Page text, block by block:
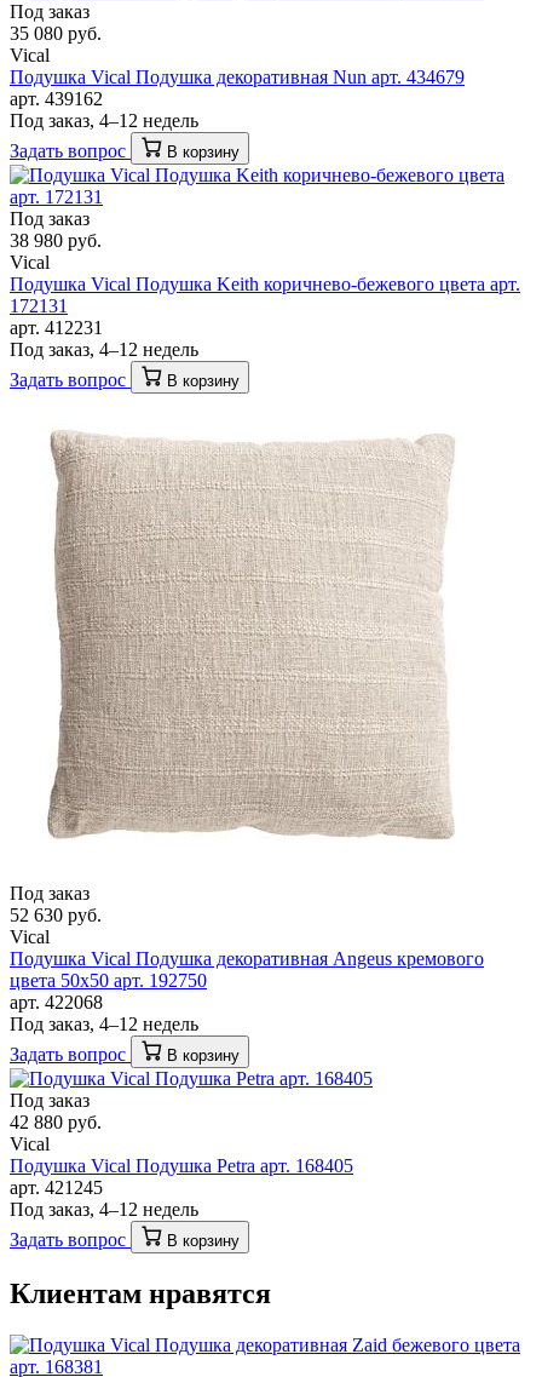
Под заказ
35 080 руб.
Vical
Подушка Vical Подушка декоративная Nun арт. 434679
арт. 439162
Под заказ, 4–12 недель
Задать вопрос
В корзину
Под заказ
38 980 руб.
Vical
Подушка Vical Подушка Keith коричнево-бежевого цвета арт.
172131
арт. 412231
Под заказ, 4–12 недель
Задать вопрос
В корзину
Под заказ
52 630 руб.
Vical
Подушка Vical Подушка декоративная Angeus кремового
цвета 50x50 арт. 192750
арт. 422068
Под заказ, 4–12 недель
Задать вопрос
В корзину
Под заказ
42 880 руб.
Vical
Подушка Vical Подушка Petra арт. 168405
арт. 421245
Под заказ, 4–12 недель
Задать вопрос
В корзину
Клиентам нравятся